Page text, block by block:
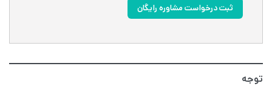
ثبت درخواست مشاوره رایگان
توجه